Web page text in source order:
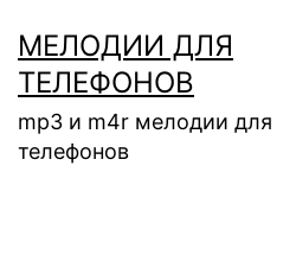
содержимому
МЕЛОДИИ ДЛЯ
ТЕЛЕФОНОВ
mp3 и m4r мелодии для
телефонов